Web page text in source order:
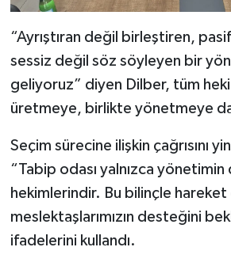
“Ayrıştıran değil birleştiren,
sessiz değil söz söyleyen bir
geliyoruz” diyen Dilber, tüm
üretmeye, birlikte yönetmeye
Seçim sürecine ilişkin çağrısını
“Tabip odası yalnızca
hekimlerindir. Bu bilinçle
meslektaşlarımızın desteğini
ifadelerini kullandı.